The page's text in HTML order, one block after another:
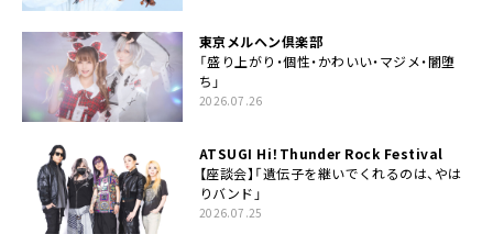
東京メルヘン倶楽部
「盛り上がり・個性・かわいい・マジメ・闇堕
ち」
2026.07.26
ATSUGI Hi！Thunder Rock Festival
【座談会】「遺伝子を継いでくれるのは、やは
りバンド」
2026.07.25